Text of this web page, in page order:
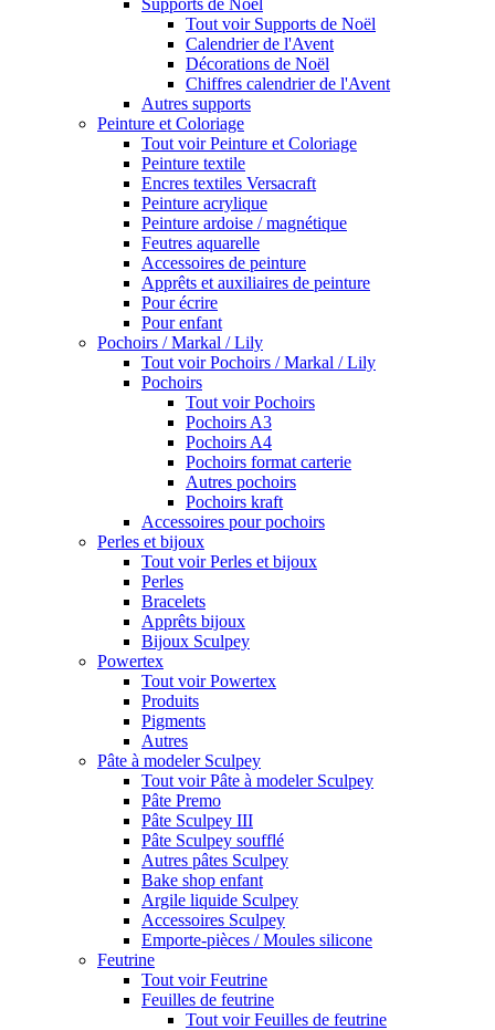
Supports de Noël
Tout voir Supports de Noël
Calendrier de l'Avent
Décorations de Noël
Chiffres calendrier de l'Avent
Autres supports
Peinture et Coloriage
Tout voir Peinture et Coloriage
Peinture textile
Encres textiles Versacraft
Peinture acrylique
Peinture ardoise / magnétique
Feutres aquarelle
Accessoires de peinture
Apprêts et auxiliaires de peinture
Pour écrire
Pour enfant
Pochoirs / Markal / Lily
Tout voir Pochoirs / Markal / Lily
Pochoirs
Tout voir Pochoirs
Pochoirs A3
Pochoirs A4
Pochoirs format carterie
Autres pochoirs
Pochoirs kraft
Accessoires pour pochoirs
Perles et bijoux
Tout voir Perles et bijoux
Perles
Bracelets
Apprêts bijoux
Bijoux Sculpey
Powertex
Tout voir Powertex
Produits
Pigments
Autres
Pâte à modeler Sculpey
Tout voir Pâte à modeler Sculpey
Pâte Premo
Pâte Sculpey III
Pâte Sculpey soufflé
Autres pâtes Sculpey
Bake shop enfant
Argile liquide Sculpey
Accessoires Sculpey
Emporte-pièces / Moules silicone
Feutrine
Tout voir Feutrine
Feuilles de feutrine
Tout voir Feuilles de feutrine